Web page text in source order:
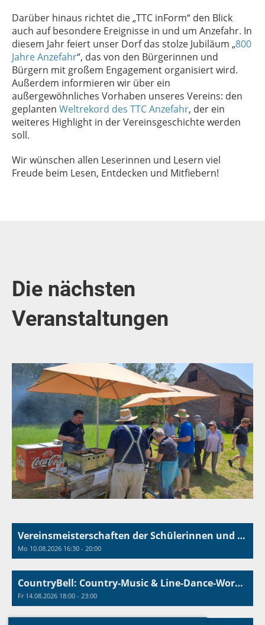
Darüber hinaus richtet die „TTC inForm“ den Blick
auch auf besondere Ereignisse in und um Anzefahr. In
diesem Jahr feiert unser Dorf das stolze Jubiläum „800
Jahre Anzefahr“, das von den Bürgerinnen und
Bürgern mit großem Engagement organisiert wird.
Außerdem informieren wir über ein
außergewöhnliches Vorhaben unseres Vereins: den
geplanten Weltrekord des TTC Anzefahr, der ein
weiteres Highlight in der Vereinsgeschichte werden
soll.
Wir wünschen allen Leserinnen und Lesern viel
Freude beim Lesen, Entdecken und Mitfiebern!
Die nächsten
Veranstaltungen
Vereinsmeisterschaften der Schülerinnen und Schüler
Mo 10.08.2026 16:30 - 20:00
CountryBell: Country-Music & Line-Dance-Workshop
Fr 14.08.2026 18:00 - 23:00